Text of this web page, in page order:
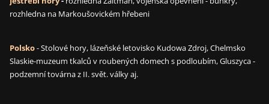
rozhledna na Markoušovickém hřebeni
Polsko- Stolové hory, lázeňské letovisko Kudowa Zdroj, Chelmsko
Slaskie-muzeum tkalců v roubených domech s podloubím, Gluszyca -
podzemní továrna z II. svět. války aj.